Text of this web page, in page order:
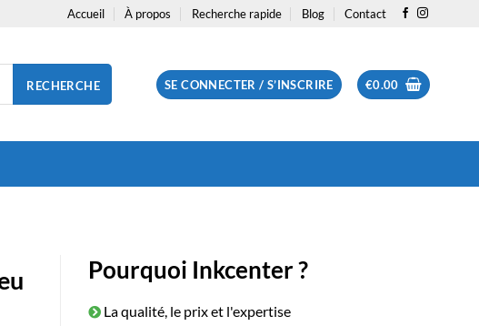
Accueil À propos Recherche rapide Blog Contact
RECHERCHE SE CONNECTER / S’INSCRIRE €0.00
Pourquoi Inkcenter ?
La qualité, le prix et l'expertise